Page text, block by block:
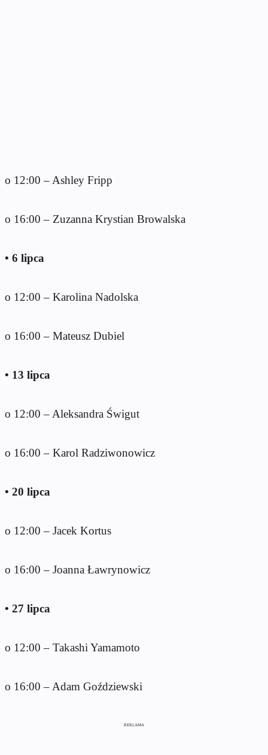
o 12:00 – Ashley Fripp
o 16:00 – Zuzanna Krystian Browalska
• 6 lipca
o 12:00 – Karolina Nadolska
o 16:00 – Mateusz Dubiel
• 13 lipca
o 12:00 – Aleksandra Świgut
o 16:00 – Karol Radziwonowicz
• 20 lipca
o 12:00 – Jacek Kortus
o 16:00 – Joanna Ławrynowicz
• 27 lipca
o 12:00 – Takashi Yamamoto
o 16:00 – Adam Goździewski
REKLAMA